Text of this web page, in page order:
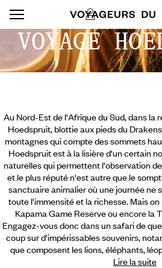
VOYAGE
Au Nord-Est de l'Afrique du Sud, dans la
Hoedspruit, blottie aux pieds du
montagnes qui compte des sommets
Hoedspruit est à la lisière d'un certain
naturelles qui permettent l'observation
et le plus réputé n'est autre que le
sanctuaire animalier où une journée ne
toute l'immensité et la richesse. Mais
Kapama Game Reserve ou encore la
Engagez-vous donc dans un safari de
coup sur d'impérissables souvenirs,
que composent les lions, éléphants,
Lire la suite